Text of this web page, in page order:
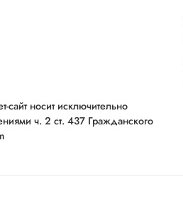
носит исключительно
ч. 2 ст. 437 Гражданского